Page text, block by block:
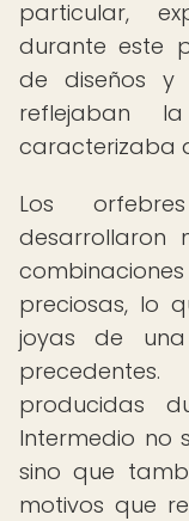
particular,
durante este
de diseños y
reflejaban
caracterizaba
Los
desarrollaron
preciosas, lo
joyas de
producidas
Intermedio no
sino que
motivos que